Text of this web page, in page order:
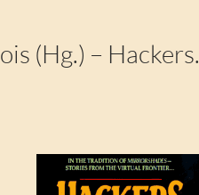
(Hg.) – Hackers.